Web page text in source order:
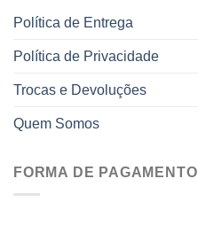
Política de Entrega
Política de Privacidade
Trocas e Devoluções
Quem Somos
FORMA DE PAGAMENTO